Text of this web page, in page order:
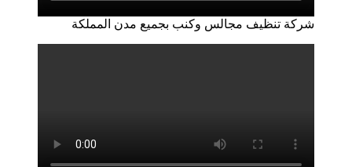
شركة تنظيف مجالس وكنب بجميع مدن المملكة